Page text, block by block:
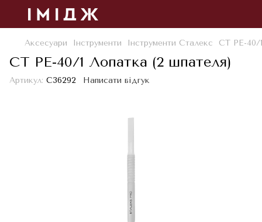
Аксесуари Інструменти Інструменти Сталекс СТ PE-40/
СТ PE-40/1 Лопатка (2 шпателя)
Артикул: С36292 Написати відгук